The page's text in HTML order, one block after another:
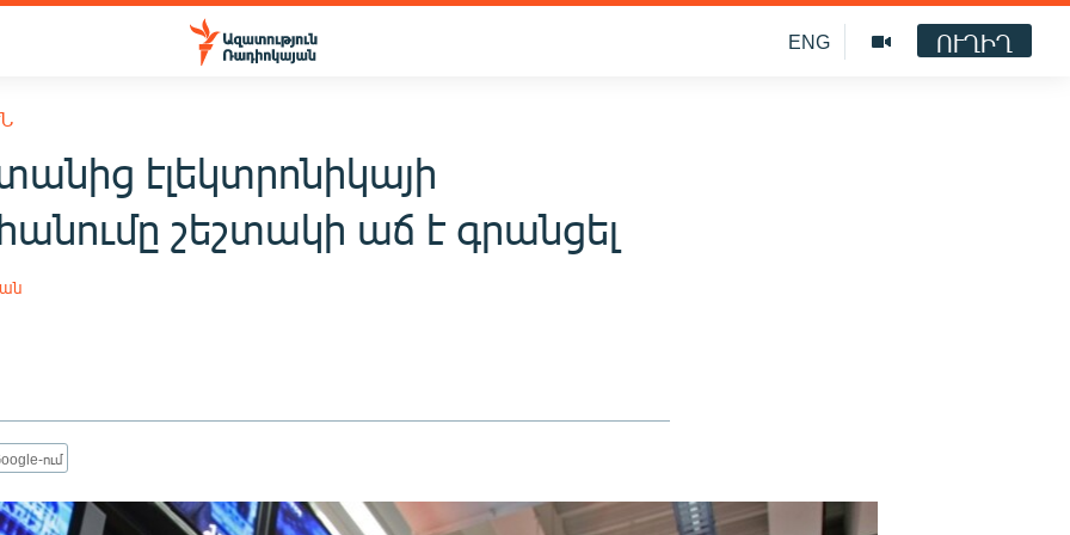
ENG ՈՒՂԻՂ
էլեկտրոնիկայի
շեշտակի աճ է գրանցել
ում